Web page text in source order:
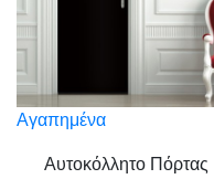
Αγαπημένα
Αυτοκόλλητο Πόρτας